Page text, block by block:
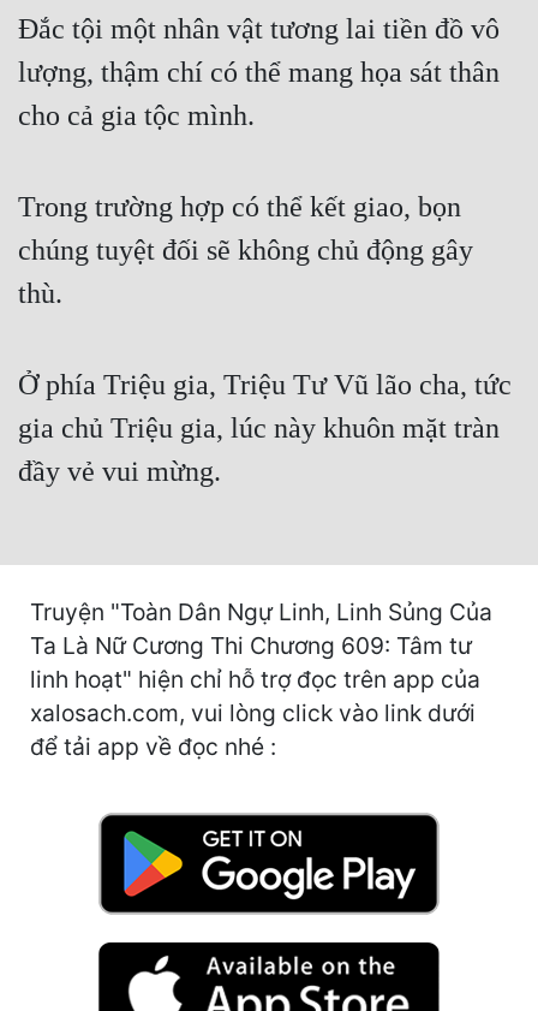
Du Hí
Dã Sử
Dị Giới
Gia Đấu
Góc Nhìn Nam
Huyền Huyễn
Huyền Nghi
Huyền Ảo
Học Đường
Khoa Huyễn
Khoa Huyễn Không Gian
Kinh Dị
Đắc tội một nhân vật tương lai tiền đồ vô
lượng, thậm chí có thể mang họa sát thân
cho cả gia tộc mình.
Trong trường hợp có thể kết giao, bọn
chúng tuyệt đối sẽ không chủ động gây
thù.
Ở phía Triệu gia, Triệu Tư Vũ lão cha, tức
gia chủ Triệu gia, lúc này khuôn mặt tràn
đầy vẻ vui mừng.
Truyện "Toàn Dân Ngự Linh, Linh Sủng Của
Ta Là Nữ Cương Thi Chương 609: Tâm tư
linh hoạt" hiện chỉ hỗ trợ đọc trên app của
xalosach.com, vui lòng click vào link dưới
để tải app về đọc nhé :